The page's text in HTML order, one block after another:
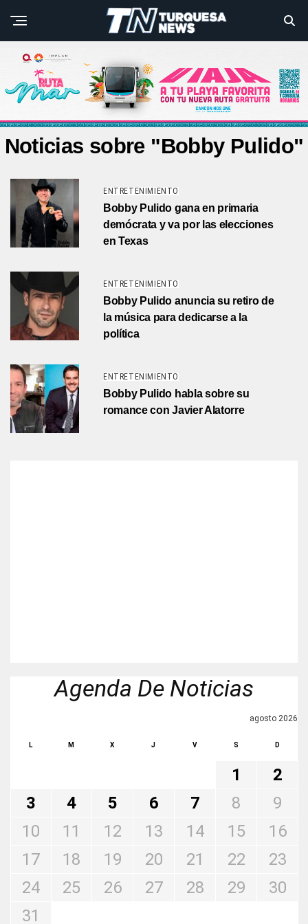
Noticias sobre "Bobby Pulido"
ENTRETENIMIENTO
Bobby Pulido gana en primaria
demócrata y va por las elecciones
en Texas
ENTRETENIMIENTO
Bobby Pulido anuncia su retiro de
la música para dedicarse a la
política
ENTRETENIMIENTO
Bobby Pulido habla sobre su
romance con Javier Alatorre
Agenda De Noticias
agosto 2026
L M X J V S D
1
2
3
4 5 6 7 8
9
10
11 12 13 14 15
16
17
18 19 20 21 22
23
24
25 26 27 28 29
30
31